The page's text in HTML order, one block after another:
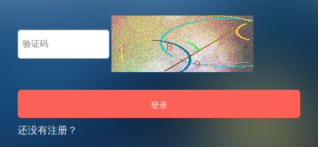
登录
还没有注册？